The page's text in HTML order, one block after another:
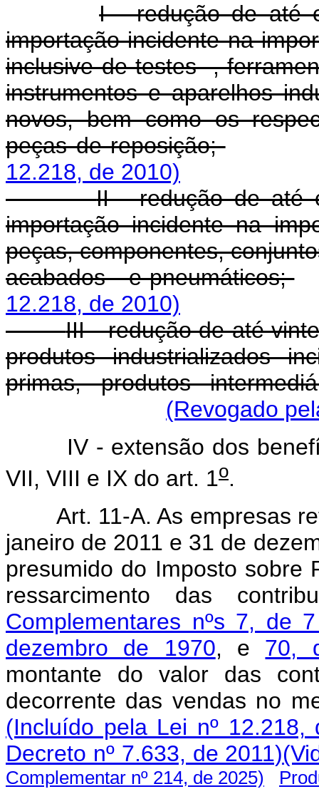
I - redução de até
importação incidente na
inclusive de testes -,
instrumentos e aparelhos
novos, bem como os
peças de reposição;
12.218, de 2010)
II - redução de até
importação incidente na
peças, componentes,
acabados - e pneumáticos;
12.218, de 2010)
III - redução de até
produtos industrializados
primas, produtos
(Revogado
IV - extensão dos
VII, VIII e IX do art. 1o.
Art. 11-A. As empresas
janeiro de 2011 e 31 de
presumido do Imposto sobre
ressarcimento das
Complementares nºs 7, de
dezembro de 1970, e 70,
montante do valor das
decorrente das vendas no
(Incluído pela Lei nº 12.218,
Decreto nº 7.633, de 2011)
Complementar nº 214, de 2025)